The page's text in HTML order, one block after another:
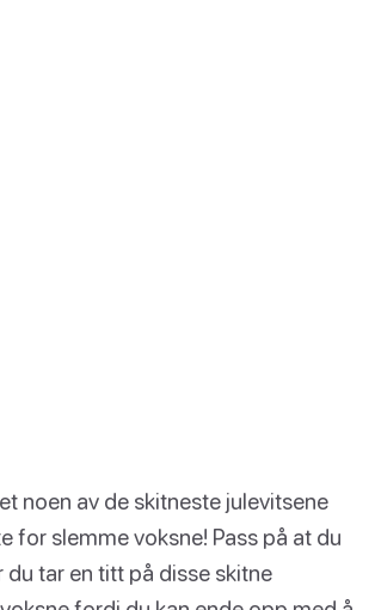
noen av de skitneste julevitsene
for slemme voksne! Pass på at du
du tar en titt på disse skitne